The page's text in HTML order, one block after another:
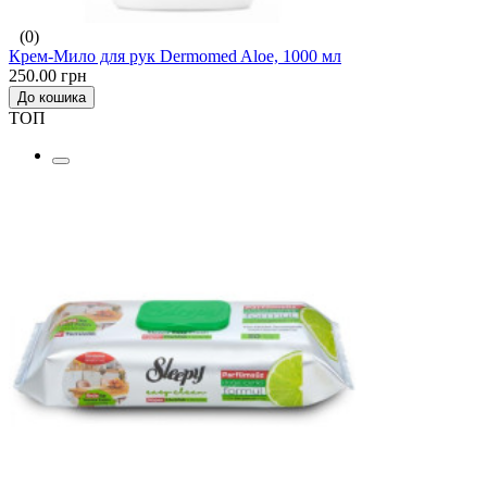
(0)
Крем-Мило для рук Dermomed Aloe, 1000 мл
250.00 грн
До кошика
ТОП